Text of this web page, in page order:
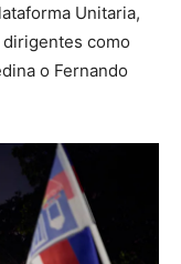
Unitaria,
como
o Fernando